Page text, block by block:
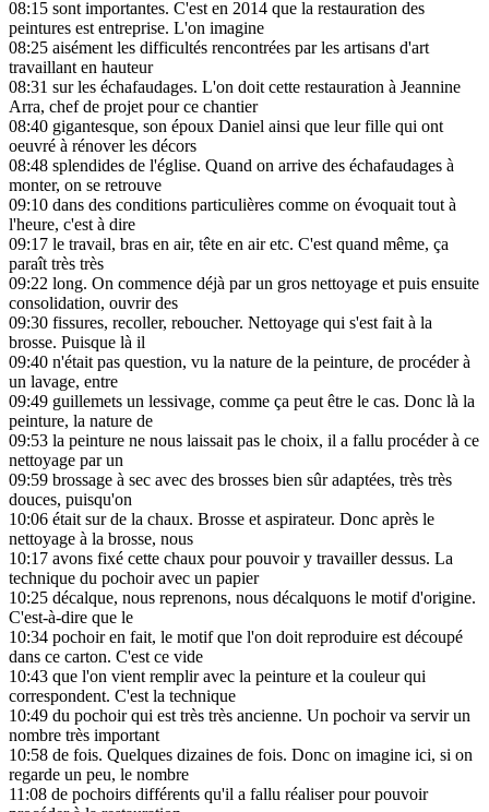
08:15 sont importantes. C'est en 2014 que la restauration des
peintures est entreprise. L'on imagine
08:25 aisément les difficultés rencontrées par les artisans d'art
travaillant en hauteur
08:31 sur les échafaudages. L'on doit cette restauration à Jeannine
Arra, chef de projet pour ce chantier
08:40 gigantesque, son époux Daniel ainsi que leur fille qui ont
oeuvré à rénover les décors
08:48 splendides de l'église. Quand on arrive des échafaudages à
monter, on se retrouve
09:10 dans des conditions particulières comme on évoquait tout à
l'heure, c'est à dire
09:17 le travail, bras en air, tête en air etc. C'est quand même, ça
paraît très très
09:22 long. On commence déjà par un gros nettoyage et puis ensuite
consolidation, ouvrir des
09:30 fissures, recoller, reboucher. Nettoyage qui s'est fait à la
brosse. Puisque là il
09:40 n'était pas question, vu la nature de la peinture, de procéder à
un lavage, entre
09:49 guillemets un lessivage, comme ça peut être le cas. Donc là la
peinture, la nature de
09:53 la peinture ne nous laissait pas le choix, il a fallu procéder à ce
nettoyage par un
09:59 brossage à sec avec des brosses bien sûr adaptées, très très
douces, puisqu'on
10:06 était sur de la chaux. Brosse et aspirateur. Donc après le
nettoyage à la brosse, nous
10:17 avons fixé cette chaux pour pouvoir y travailler dessus. La
technique du pochoir avec un papier
10:25 décalque, nous reprenons, nous décalquons le motif d'origine.
C'est-à-dire que le
10:34 pochoir en fait, le motif que l'on doit reproduire est découpé
dans ce carton. C'est ce vide
10:43 que l'on vient remplir avec la peinture et la couleur qui
correspondent. C'est la technique
10:49 du pochoir qui est très très ancienne. Un pochoir va servir un
nombre très important
10:58 de fois. Quelques dizaines de fois. Donc on imagine ici, si on
regarde un peu, le nombre
11:08 de pochoirs différents qu'il a fallu réaliser pour pouvoir